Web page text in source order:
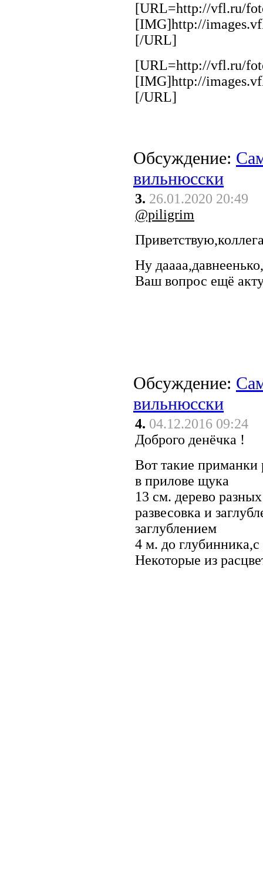
[URL=http://vfl.ru/
[IMG]http://
[/URL]
[URL=http://vfl.ru/
[IMG]http://
[/URL]
Обсуждение:
вильнюсски
3. 26.01.2020 20:49
@piligrim
Ну
Ваш вопрос ещё
Обсуждение:
вильнюсски
4. 04.12.2016 09:24
Доброго денёчка !
Вот такие приманки
в прилове щука
13 см. дерево
развесовка и
заглублением
4 м. до
Некоторые из